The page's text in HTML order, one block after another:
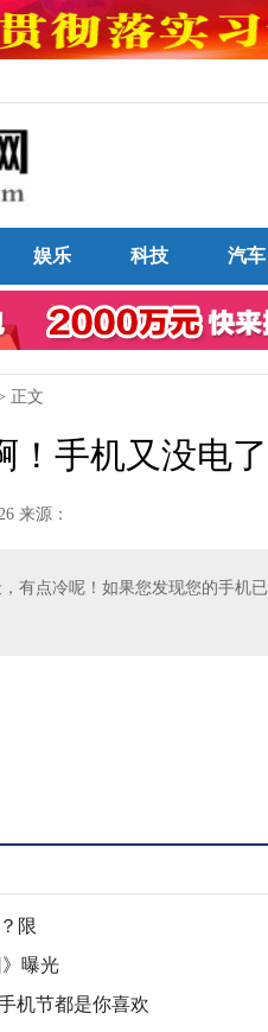
娱乐 科技 汽车
正文
！手机又没电
来源：
有点冷呢！如果您发现您的手机
限
曝光
机节都是你喜欢